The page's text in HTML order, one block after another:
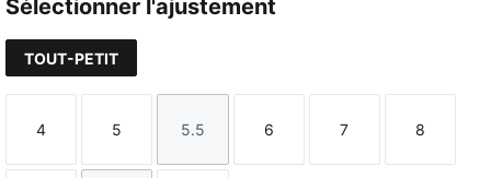
Sélectionner l'ajustement
TOUT-PETIT
Taille
4
Taille
5
Taille
5.5
Taille
6
Taille
7
Taille
8